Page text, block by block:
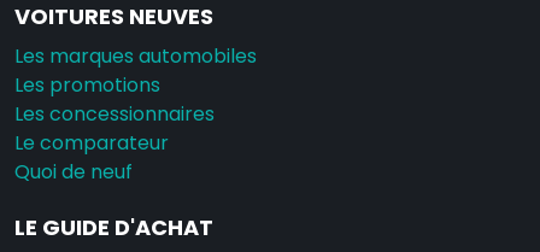
VOITURES NEUVES
Les marques automobiles
Les promotions
Les concessionnaires
Le comparateur
Quoi de neuf
LE GUIDE D'ACHAT